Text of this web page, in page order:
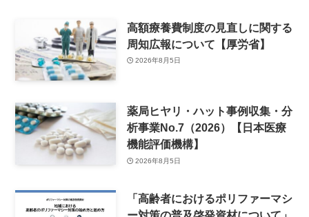
高額療養費制度の見直しに関する
周知広報について【厚労省】
2026年8月5日
薬局ヒヤリ・ハット事例収集・分
析事業No.7（2026）【日本医療
機能評価機構】
2026年8月5日
「高齢者におけるポリファーマシ